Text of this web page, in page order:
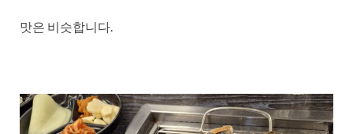
맛은 비슷합니다.